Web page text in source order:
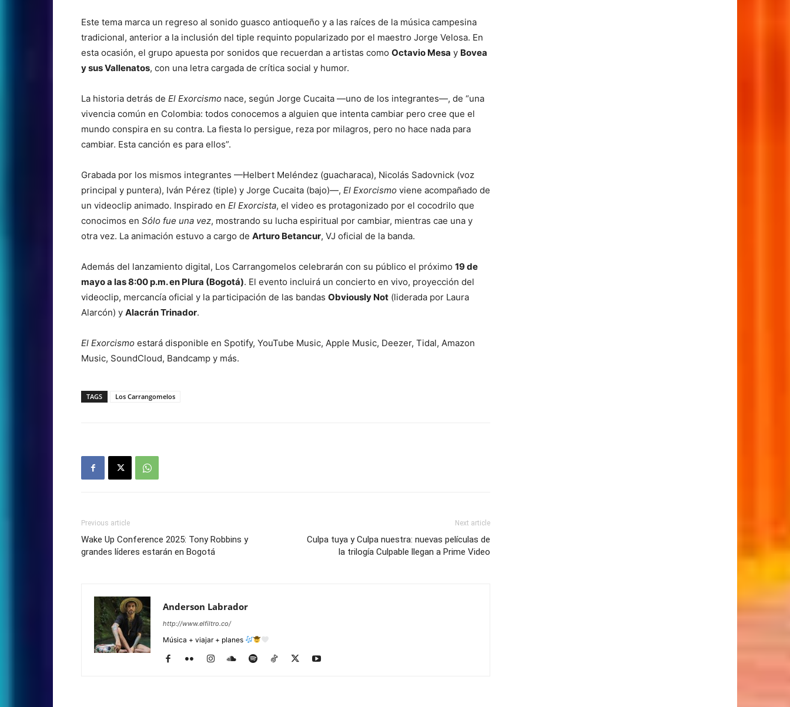
Este tema marca un regreso al sonido guasco antioqueño y a las raíces de la música campesina
tradicional, anterior a la inclusión del tiple requinto popularizado por el maestro Jorge Velosa. En
esta ocasión, el grupo apuesta por sonidos que recuerdan a artistas como Octavio Mesa y Bovea
y sus Vallenatos, con una letra cargada de crítica social y humor.
La historia detrás de El Exorcismo nace, según Jorge Cucaita —uno de los integrantes—, de “una
vivencia común en Colombia: todos conocemos a alguien que intenta cambiar pero cree que el
mundo conspira en su contra. La fiesta lo persigue, reza por milagros, pero no hace nada para
cambiar. Esta canción es para ellos”.
Grabada por los mismos integrantes —Helbert Meléndez (guacharaca), Nicolás Sadovnick (voz
principal y puntera), Iván Pérez (tiple) y Jorge Cucaita (bajo)—, El Exorcismo viene acompañado de
un videoclip animado. Inspirado en El Exorcista, el video es protagonizado por el cocodrilo que
conocimos en Sólo fue una vez, mostrando su lucha espiritual por cambiar, mientras cae una y
otra vez. La animación estuvo a cargo de Arturo Betancur, VJ oficial de la banda.
Además del lanzamiento digital, Los Carrangomelos celebrarán con su público el próximo 19 de
mayo a las 8:00 p.m. en Plura (Bogotá). El evento incluirá un concierto en vivo, proyección del
videoclip, mercancía oficial y la participación de las bandas Obviously Not (liderada por Laura
Alarcón) y Alacrán Trinador.
El Exorcismo estará disponible en Spotify, YouTube Music, Apple Music, Deezer, Tidal, Amazon
Music, SoundCloud, Bandcamp y más.
TAGS Los Carrangomelos
Previous article
Wake Up Conference 2025: Tony Robbins y
grandes líderes estarán en Bogotá
Next article
Culpa tuya y Culpa nuestra: nuevas películas de
la trilogía Culpable llegan a Prime Video
Anderson Labrador
http://www.elfiltro.co/
Música + viajar + planes